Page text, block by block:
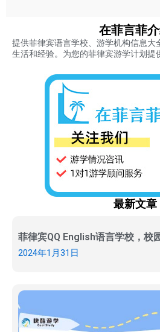
在菲言菲
提供菲律宾语言学校、游学机构信息大
生活和经验。为您的菲律宾游学计划提
最新文章
菲律宾QQ English语言学校，校
2024年1月31日